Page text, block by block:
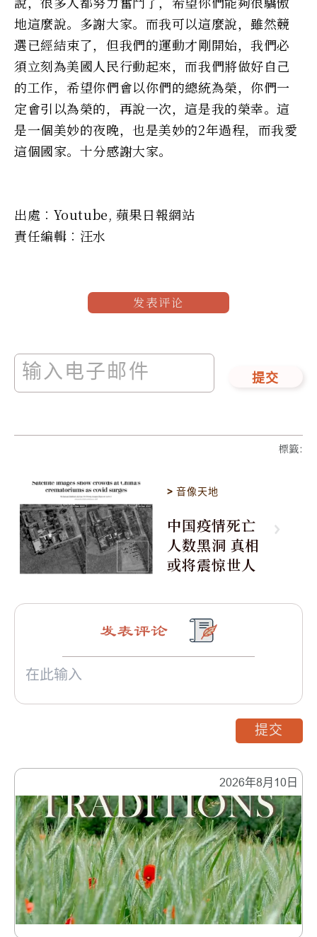
地這麼說。多謝大家。而我可以這麼說，雖然競
選已經結束了，但我們的運動才剛開始，我們必
須立刻為美國人民行動起來，而我們將做好自己
的工作，希望你們會以你們的總統為榮，你們一
定會引以為榮的，再說一次，這是我的榮幸。這
是一個美妙的夜晚，也是美妙的2年過程，而我愛
這個國家。十分感謝大家。
出處︰Youtube, 蘋果日報網站
責任編輯︰汪水
发表评论
提交
標籤:
>音像天地
中国疫情死亡
人数黑洞 真相
或将震惊世人
2026年8月10日
发表评论
提交